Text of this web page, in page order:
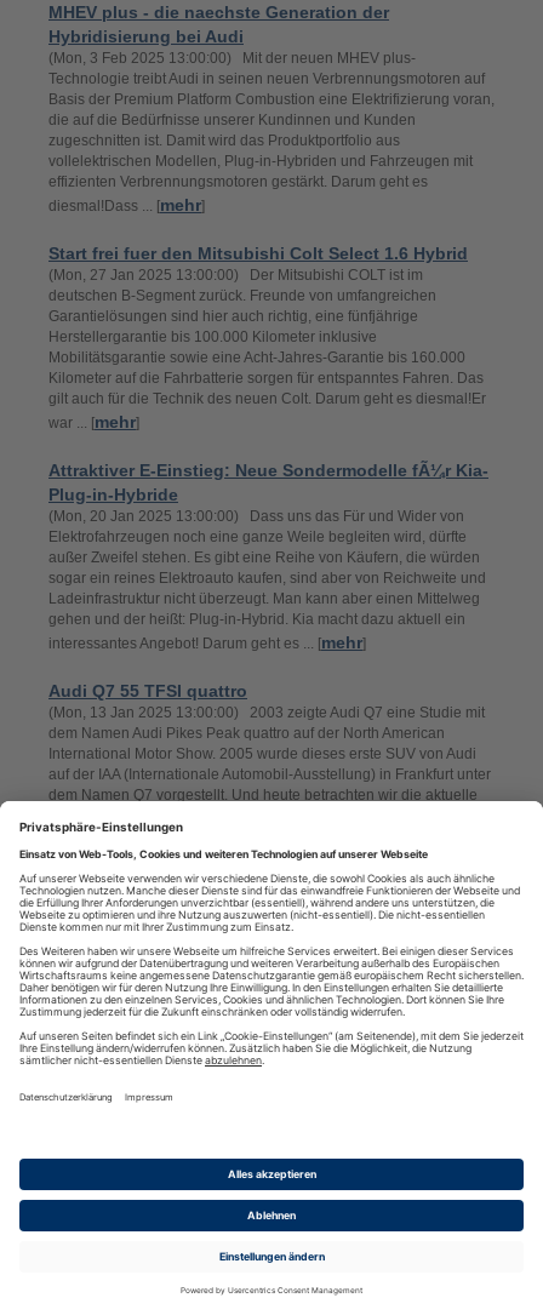
MHEV plus - die naechste Generation der
Hybridisierung bei Audi
(Mon, 3 Feb 2025 13:00:00) Mit der neuen MHEV plus-
Technologie treibt Audi in seinen neuen Verbrennungsmotoren auf
Basis der Premium Platform Combustion eine Elektrifizierung voran,
die auf die Bedürfnisse unserer Kundinnen und Kunden
zugeschnitten ist. Damit wird das Produktportfolio aus
vollelektrischen Modellen, Plug-in-Hybriden und Fahrzeugen mit
effizienten Verbrennungsmotoren gestärkt. Darum geht es
diesmal!Dass ... [mehr]
Start frei fuer den Mitsubishi Colt Select 1.6 Hybrid
(Mon, 27 Jan 2025 13:00:00) Der Mitsubishi COLT ist im
deutschen B-Segment zurück. Freunde von umfangreichen
Garantielösungen sind hier auch richtig, eine fünfjährige
Herstellergarantie bis 100.000 Kilometer inklusive
Mobilitätsgarantie sowie eine Acht-Jahres-Garantie bis 160.000
Kilometer auf die Fahrbatterie sorgen für entspanntes Fahren. Das
gilt auch für die Technik des neuen Colt. Darum geht es diesmal!Er
war ... [mehr]
Attraktiver E-Einstieg: Neue Sondermodelle fÃ¼r Kia-
Plug-in-Hybride
(Mon, 20 Jan 2025 13:00:00) Dass uns das Für und Wider von
Elektrofahrzeugen noch eine ganze Weile begleiten wird, dürfte
außer Zweifel stehen. Es gibt eine Reihe von Käufern, die würden
sogar ein reines Elektroauto kaufen, sind aber von Reichweite und
Ladeinfrastruktur nicht überzeugt. Man kann aber einen Mittelweg
gehen und der heißt: Plug-in-Hybrid. Kia macht dazu aktuell ein
interessantes Angebot! Darum geht es ... [mehr]
Audi Q7 55 TFSI quattro
(Mon, 13 Jan 2025 13:00:00) 2003 zeigte Audi Q7 eine Studie mit
dem Namen Audi Pikes Peak quattro auf der North American
International Motor Show. 2005 wurde dieses erste SUV von Audi
auf der IAA (Internationale Automobil-Ausstellung) in Frankfurt unter
dem Namen Q7 vorgestellt. Und heute betrachten wir die aktuelle
Der neue Lexus NX Overtrail
(Mon, 16 Dec 2024 13:00:00) Overtrail. Das ist der Beiname, den
Lexus einem neuen NX Ableger gegeben hat. Der Name sagt
dabei schon aus, dass der NX Overtrail auf rauen Wegen mit der
gleichen Souveränität unterwegs ist wie in der Stadt. Damit ist der
neue SUV ideal für alle, ob als perfekter Partner für Ausflüge, für
das Erkunden neuer Horizonte oder das Aufladen der eigenen
Batterien.Darum geht es diesmal!Nicht ei... [ mehr]
(Mon, 9 Dec 2024 13:00:00) Denke ich an Fiat, denke ich an Italien
italienische Kleinwagen haben ihren Reiz. Und ein 500er muss in
Bella Italia keine Mercedes S-Klasse sein, hier kann man mit einem
Fiat 500 alias Cinquecento genau so viel Eindruck machen. Wir
haben seinen größeren Bruder, den Fiat ... [mehr]